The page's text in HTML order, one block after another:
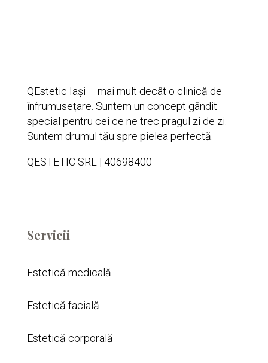
QEstetic Iași – mai mult decât o clinică de
înfrumusețare. Suntem un concept gândit
special pentru cei ce ne trec pragul zi de zi.
Suntem drumul tău spre pielea perfectă.
QESTETIC SRL | 40698400
Servicii
Estetică medicală
Estetică facială
Estetică corporală